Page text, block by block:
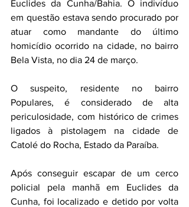
Euclides da Cunha/Bahia. O indivíduo
em questão estava sendo procurado por
atuar como mandante do último
homicídio ocorrido na cidade, no bairro
Bela Vista, no dia 24 de março.
O suspeito, residente no bairro
Populares, é considerado de alta
periculosidade, com histórico de crimes
ligados à pistolagem na cidade de
Catolé do Rocha, Estado da Paraíba.
Após conseguir escapar de um cerco
policial pela manhã em Euclides da
Cunha, foi localizado e detido por volta